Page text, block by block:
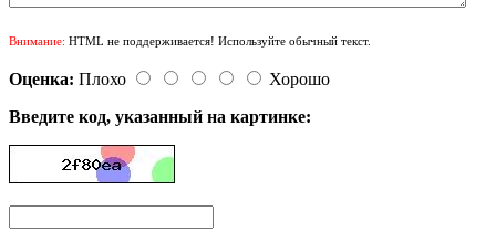
Внимание: HTML не поддерживается! Используйте обычный текст.
Оценка: Плохо
Хорошо
Введите код, указанный на картинке: